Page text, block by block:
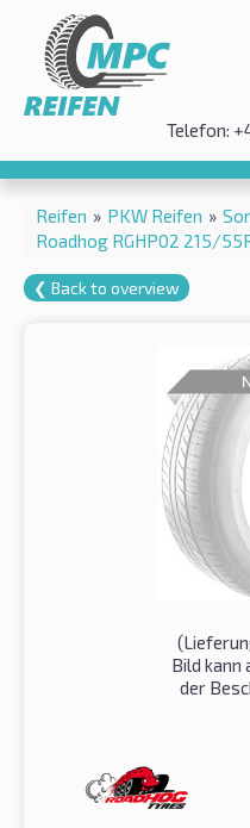
Telefon:
Reifen » PKW Reifen »
Roadhog RGHP02 215/
❮ Back to overview
Bild kann
der